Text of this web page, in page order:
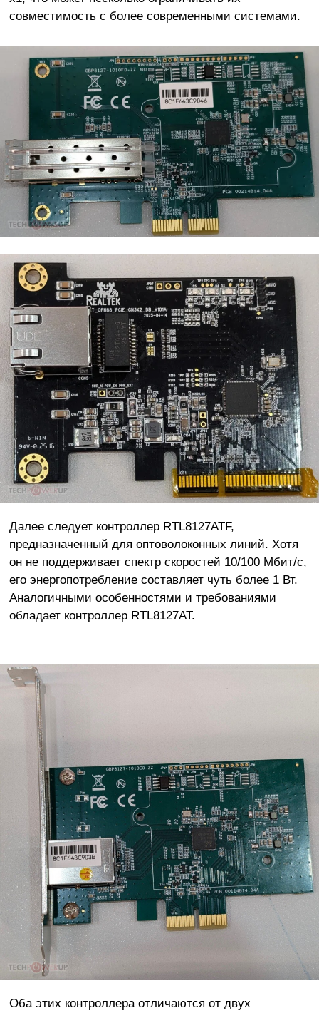
совместимость с более современными системами.
Далее следует контроллер RTL8127ATF,
предназначенный для оптоволоконных линий. Хотя
он не поддерживает спектр скоростей 10/100 Мбит/с,
его энергопотребление составляет чуть более 1 Вт.
Аналогичными особенностями и требованиями
обладает контроллер RTL8127AT.
Оба этих контроллера отличаются от двух